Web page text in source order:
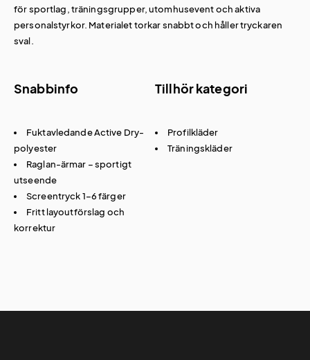
för sportlag, träningsgrupper, utomhusevent och aktiva
personalstyrkor. Materialet torkar snabbt och håller tryckaren
sval.
Snabbinfo
Fuktavledande Active Dry-
polyester
Raglan-ärmar – sportigt
utseende
Screentryck 1–6 färger
Fritt layoutförslag och
korrektur
Tillhör kategori
Profilkläder
Träningskläder